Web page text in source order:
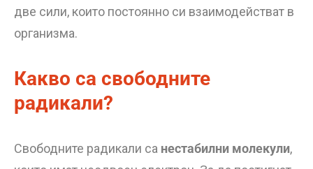
две сили, които постоянно си взаимодействат в
организма.
Какво са свободните
радикали?
Свободните радикали са нестабилни молекули,